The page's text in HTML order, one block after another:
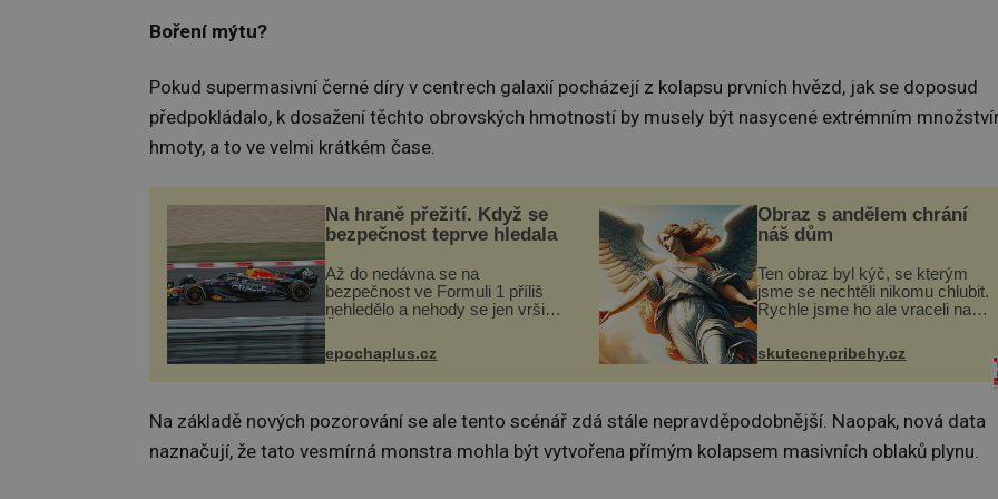
Boření mýtu?
Pokud supermasivní černé díry v centrech galaxií pocházejí z kolapsu prvních hvězd, jak se doposud
předpokládalo, k dosažení těchto obrovských hmotností by musely být nasycené extrémním
hmoty, a to ve velmi krátkém čase.
Na hraně přežití. Když se
bezpečnost teprve hledala
Až do nedávna se na
bezpečnost ve Formuli 1 příliš
nehledělo a nehody se jen vršily.
kůži, často s trvalými následky
nebo bohužel i ztrátou života.
Dnes nepochopiteln...
epochaplus.cz
Obraz s andělem chrání
náš dům
Ten obraz byl kýč, se kterým
jsme se nechtěli nikomu chlubit.
Rychle jsme ho ale vraceli na
Vaškem jsme si pořídili
chaloupku, takový domek na
severu Čech, kde jsme si
skutecnepribehy.cz
Na základě nových pozorování se ale tento scénář zdá stále nepravděpodobnější. Naopak, nová data
naznačují, že tato vesmírná monstra mohla být vytvořena přímým kolapsem masivních oblaků plynu.